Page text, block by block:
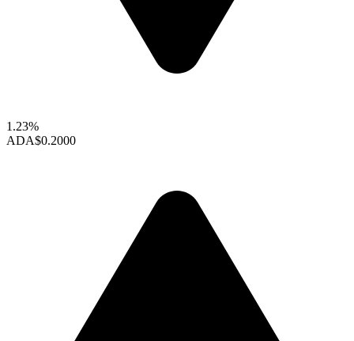
1.23%
ADA$0.2000